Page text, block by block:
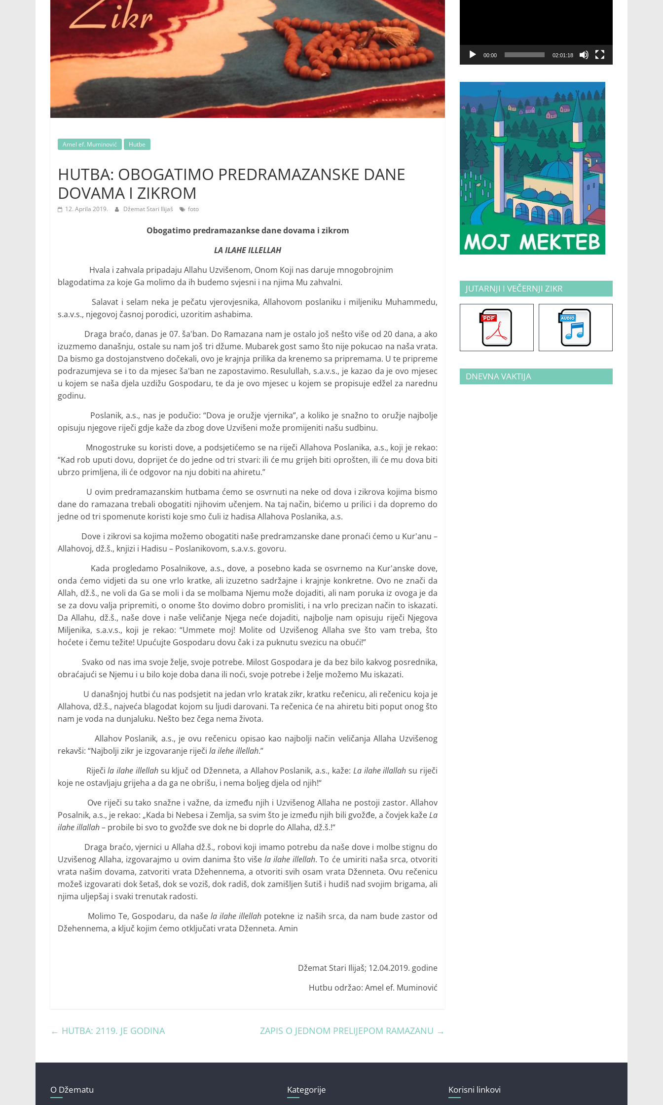
Amel ef. Muminović Hutbe
HUTBA: OBOGATIMO PREDRAMAZANSKE DANE
DOVAMA I ZIKROM
12. Aprila 2019. Džemat Stari Ilijaš foto
Obogatimo predramazankse dane dovama i zikrom
LA ILAHE ILLELLAH
Hvala i zahvala pripadaju Allahu Uzvišenom, Onom Koji nas daruje mnogobrojnim
blagodatima za koje Ga molimo da ih budemo svjesni i na njima Mu zahvalni.
Salavat i selam neka je pečatu vjerovjesnika, Allahovom poslaniku i miljeniku Muhammedu,
s.a.v.s., njegovoj časnoj porodici, uzoritim ashabima.
Draga braćo, danas je 07. ša'ban. Do Ramazana nam je ostalo još nešto više od 20 dana, a ako
izuzmemo današnju, ostale su nam još tri džume. Mubarek gost samo što nije pokucao na naša vrata.
Da bismo ga dostojanstveno dočekali, ovo je krajnja prilika da krenemo sa pripremama. U te pripreme
podrazumjeva se i to da mjesec ša'ban ne zapostavimo. Resulullah, s.a.v.s., je kazao da je ovo mjesec
u kojem se naša djela uzdižu Gospodaru, te da je ovo mjesec u kojem se propisuje edžel za narednu
godinu.
Poslanik, a.s., nas je podučio: “Dova je oružje vjernika”, a koliko je snažno to oružje najbolje
opisuju njegove riječi gdje kaže da zbog dove Uzvišeni može promijeniti našu sudbinu.
Mnogostruke su koristi dove, a podsjetićemo se na riječi Allahova Poslanika, a.s., koji je rekao:
“Kad rob uputi dovu, doprijet će do jedne od tri stvari: ili će mu grijeh biti oprošten, ili će mu dova biti
ubrzo primljena, ili će odgovor na nju dobiti na ahiretu.”
U ovim predramazanskim hutbama ćemo se osvrnuti na neke od dova i zikrova kojima bismo
dane do ramazana trebali obogatiti njihovim učenjem. Na taj način, bićemo u prilici i da dopremo do
jedne od tri spomenute koristi koje smo čuli iz hadisa Allahova Poslanika, a.s.
Dove i zikrovi sa kojima možemo obogatiti naše predramzanske dane pronaći ćemo u Kur'anu –
Allahovoj, dž.š., knjizi i Hadisu – Poslanikovom, s.a.v.s. govoru.
Kada progledamo Posalnikove, a.s., dove, a posebno kada se osvrnemo na Kur'anske dove,
onda ćemo vidjeti da su one vrlo kratke, ali izuzetno sadržajne i krajnje konkretne. Ovo ne znači da
Allah, dž.š., ne voli da Ga se moli i da se molbama Njemu može dojaditi, ali nam poruka iz ovoga je da
se za dovu valja pripremiti, o onome što dovimo dobro promisliti, i na vrlo precizan način to iskazati.
Da Allahu, dž.š., naše dove i naše veličanje Njega neće dojaditi, najbolje nam opisuju riječi Njegova
Miljenika, s.a.v.s., koji je rekao: “Ummete moj! Molite od Uzvišenog Allaha sve što vam treba, što
hoćete i čemu težite! Upućujte Gospodaru dovu čak i za puknutu svezicu na obući!”
Svako od nas ima svoje želje, svoje potrebe. Milost Gospodara je da bez bilo kakvog posrednika,
obraćajući se Njemu i u bilo koje doba dana ili noći, svoje potrebe i želje možemo Mu iskazati.
U današnjoj hutbi ću nas podsjetit na jedan vrlo kratak zikr, kratku rečenicu, ali rečenicu koja je
Allahova, dž.š., najveća blagodat kojom su ljudi darovani. Ta rečenica će na ahiretu biti poput onog što
nam je voda na dunjaluku. Nešto bez čega nema života.
Allahov Poslanik, a.s., je ovu rečenicu opisao kao najbolji način veličanja Allaha Uzvišenog
rekavši: “Najbolji zikr je izgovaranje riječi la ilehe illellah.”
Riječila ilahe illellahsu ključ od Dženneta, a Allahov Poslanik, a.s., kaže: La ilahe illallah su riječi
koje ne ostavljaju grijeha a da ga ne obrišu, i nema boljeg djela od njih!“
Ove riječi su tako snažne i važne, da između njih i Uzvišenog Allaha ne postoji zastor. Allahov
Posalnik, a.s., je rekao: „Kada bi Nebesa i Zemlja, sa svim što je između njih bili gvožđe, a čovjek kažeLa
ilahe illallah– probile bi svo to gvožđe sve dok ne bi doprle do Allaha, dž.š.!“
Draga braćo, vjernici u Allaha dž.š., robovi koji imamo potrebu da naše dove i molbe stignu do
Uzvišenog Allaha, izgovarajmo u ovim danima što više la ilahe illellah. To će umiriti naša srca, otvoriti
vrata našim dovama, zatvoriti vrata Džehennema, a otvoriti svih osam vrata Dženneta. Ovu rečenicu
možeš izgovarati dok šetaš, dok se voziš, dok radiš, dok zamišljen šutiš i hudiš nad svojim brigama, ali
njima uljepšaj i svaki trenutak radosti.
Molimo Te, Gospodaru, da našela ilahe illellah potekne iz naših srca, da nam bude zastor od
Džehennema, a ključ kojim ćemo otključati vrata Dženneta. Amin
Džemat Stari Ilijaš; 12.04.2019. godine
Hutbu održao: Amel ef. Muminović
← HUTBA: 2119. JE GODINA ZAPIS O JEDNOM PRELIJEPOM RAMAZANU →
00:00 02:01:18
JUTARNJI I VEČERNJI ZIKR
DNEVNA VAKTIJA
O Džematu Kategorije Korisni linkovi